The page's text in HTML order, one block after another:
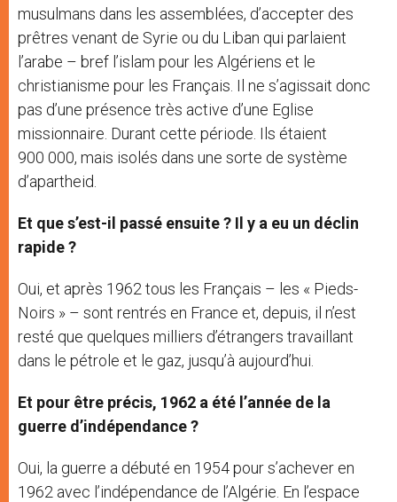
musulmans dans les assemblées, d’accepter des
prêtres venant de Syrie ou du Liban qui parlaient
l’arabe – bref l’islam pour les Algériens et le
christianisme pour les Français. Il ne s’agissait donc
pas d’une présence très active d’une Eglise
missionnaire. Durant cette période. Ils étaient
900 000, mais isolés dans une sorte de système
d’apartheid.
Et que s’est-il passé ensuite ? Il y a eu un déclin
rapide ?
Oui, et après 1962 tous les Français – les « Pieds-
Noirs » – sont rentrés en France et, depuis, il n’est
resté que quelques milliers d’étrangers travaillant
dans le pétrole et le gaz, jusqu’à aujourd’hui.
Et pour être précis, 1962 a été l’année de la
guerre d’indépendance ?
Oui, la guerre a débuté en 1954 pour s’achever en
1962 avec l’indépendance de l’Algérie. En l’espace